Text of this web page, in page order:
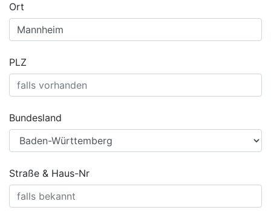
Ort
PLZ
Bundesland
Straße & Haus-Nr